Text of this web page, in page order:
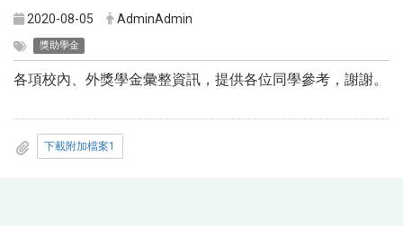
2020-08-05 AdminAdmin
獎助學金
各項校內、外獎學金彙整資訊，提供各位同學參考，謝謝。
下載附加檔案1